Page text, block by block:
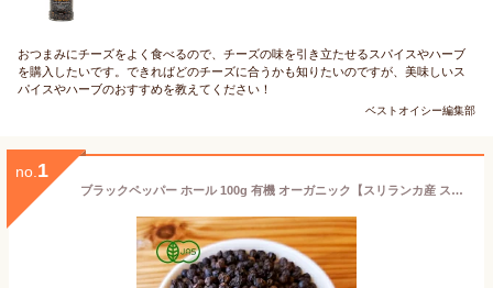
おつまみにチーズをよく食べるので、チーズの味を引き立たせるスパイスやハーブ
を購入したいです。できればどのチーズに合うかも知りたいのですが、美味しいス
パイスやハーブのおすすめを教えてください！
ベストオイシー編集部
no. 1
ブラックペッパー ホール 100g 有機 オーガニック【スリランカ産 スパイス】【香辛料 黒胡椒 黒コショウ】ブラックペパー 有機JAS